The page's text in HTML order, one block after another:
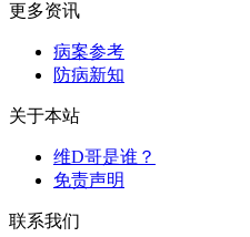
更多资讯
病案参考
防病新知
关于本站
维D哥是谁？
免责声明
联系我们